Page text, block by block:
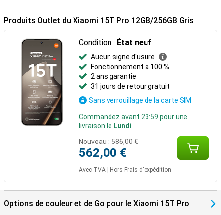
Produits Outlet du Xiaomi 15T Pro 12GB/256GB Gris
Condition : État neuf
Aucun signe d'usure
Fonctionnement à 100 %
2 ans garantie
31 jours de retour gratuit
Sans verrouillage de la carte SIM
Commandez avant 23:59 pour une
livraison le Lundi
Nouveau : 586,00 €
562,00 €
Avec TVA Hors Frais d'expédition
Options de couleur et de Go pour le Xiaomi 15T Pro